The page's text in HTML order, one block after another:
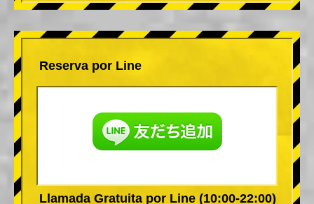
Reserva por Line
Llamada Gratuita por Line (10:00-22:00)